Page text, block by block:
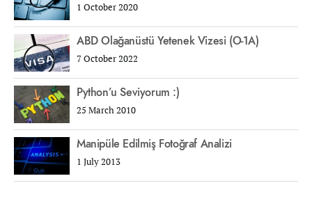
1 October 2020
ABD Olağanüstü Yetenek Vizesi (O-1A)
7 October 2022
Python’u Seviyorum :)
25 March 2010
Manipüle Edilmiş Fotoğraf Analizi
1 July 2013